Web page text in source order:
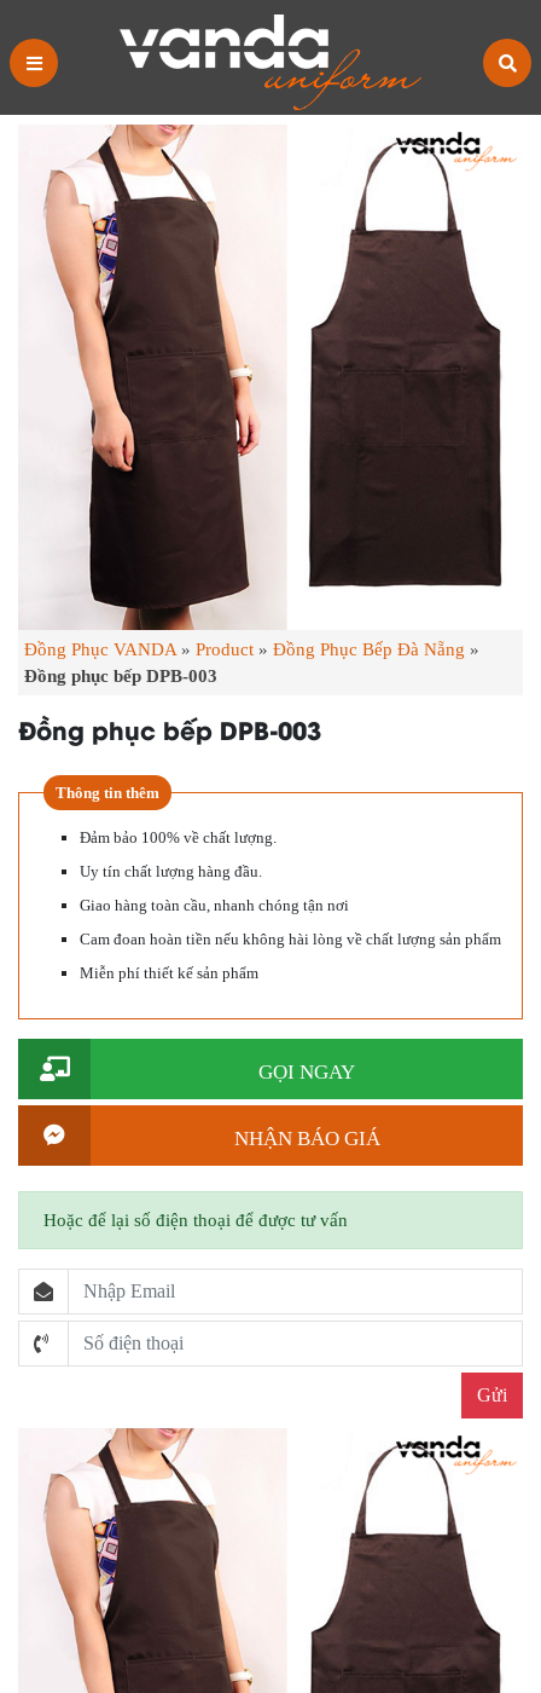
Đồng Phục VANDA » Product » Đồng Phục Bếp Đà Nẵng »
Đồng phục bếp DPB-003
Đồng phục bếp DPB-003
Thông tin thêm
Đảm bảo 100% về chất lượng.
Uy tín chất lượng hàng đầu.
Giao hàng toàn cầu, nhanh chóng tận nơi
Cam đoan hoàn tiền nếu không hài lòng về chất lượng sản phẩm
Miễn phí thiết kế sản phẩm
GỌI NGAY
NHẬN BÁO GIÁ
Hoặc để lại số điện thoại để được tư vấn